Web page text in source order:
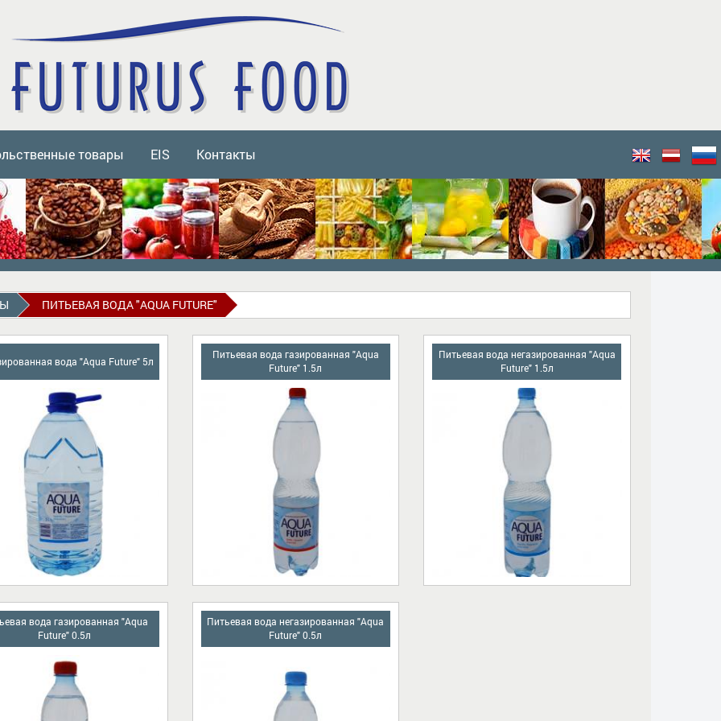
товары EIS Контакты
ПИТЬЕВАЯ ВОДА "AQUA FUTURE"
вода "Aqua Future" 5л
Питьевая вода газированная "Aqua
Future" 1.5л
Питьевая вода негазированная "Aqua
Future" 1.5л
вода газированная "Aqua
Future" 0.5л
Питьевая вода негазированная "Aqua
Future" 0.5л